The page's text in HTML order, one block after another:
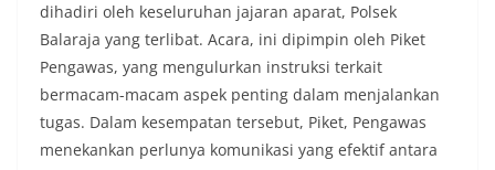
dihadiri oleh keseluruhan jajaran aparat, Polsek
Balaraja yang terlibat. Acara, ini dipimpin oleh Piket
Pengawas, yang mengulurkan instruksi terkait
bermacam-macam aspek penting dalam menjalankan
tugas. Dalam kesempatan tersebut, Piket, Pengawas
menekankan perlunya komunikasi yang efektif antara